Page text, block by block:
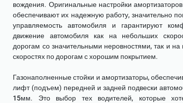
вождения. Оригинальные настройки
обеспечивают их надежную работу, значительно
управляемость автомобиля и гарантируют
движение автомобиля как на небольших
дорогам со значительными неровностями, так и на
скоростях по дорогам с хорошим покрытием.
Газонаполненные стойки и амортизаторы,
лифт (подъем) передней и задней подвески
15мм. Это выбор тех водителей, которые